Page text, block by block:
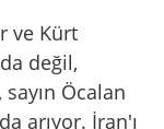
ve Kürt
değil,
sayın Öcalan
arıyor. İran'ı